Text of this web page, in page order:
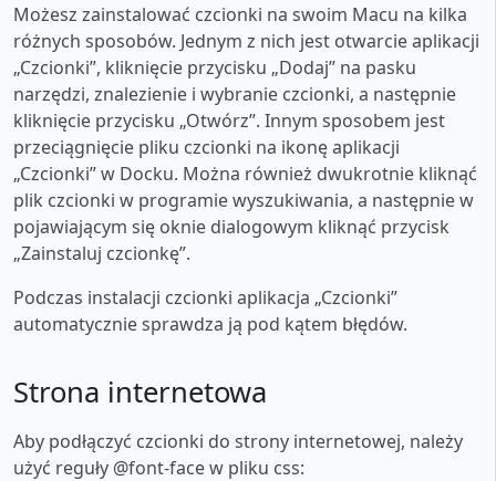
Możesz zainstalować czcionki na swoim Macu na kilka
różnych sposobów. Jednym z nich jest otwarcie aplikacji
„Czcionki”, kliknięcie przycisku „Dodaj” na pasku
narzędzi, znalezienie i wybranie czcionki, a następnie
kliknięcie przycisku „Otwórz”. Innym sposobem jest
przeciągnięcie pliku czcionki na ikonę aplikacji
„Czcionki” w Docku. Można również dwukrotnie kliknąć
plik czcionki w programie wyszukiwania, a następnie w
pojawiającym się oknie dialogowym kliknąć przycisk
„Zainstaluj czcionkę”.
Podczas instalacji czcionki aplikacja „Czcionki”
automatycznie sprawdza ją pod kątem błędów.
Strona internetowa
Aby podłączyć czcionki do strony internetowej, należy
użyć reguły @font-face w pliku css: